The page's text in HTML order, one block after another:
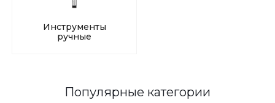
Инструменты
ручные
Популярные категории